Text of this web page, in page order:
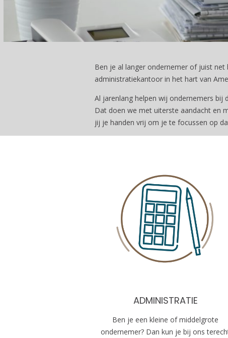
Ben je al langer ondernemer of juist
administratiekantoor in het hart van
Al jarenlang helpen wij ondernemers bij
Dat doen we met uiterste aandacht en
jij je handen vrij om je te focussen op
ADMINISTRATIE
Ben je een kleine of middelgrote
ondernemer? Dan kun je bij ons